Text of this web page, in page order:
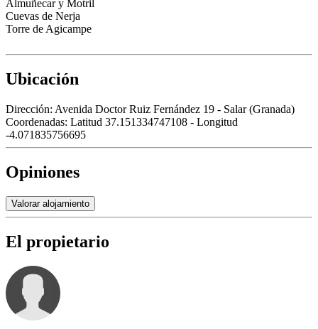
Almuñecar y Motril
Cuevas de Nerja
Torre de Agicampe
Ubicación
Dirección: Avenida Doctor Ruiz Fernández 19 - Salar (Granada)
Coordenadas: Latitud 37.151334747108 - Longitud
-4.071835756695
Opiniones
Valorar alojamiento
El propietario